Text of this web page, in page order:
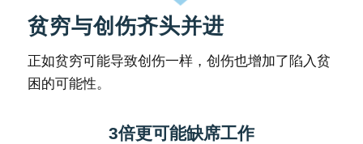
贫穷与创伤齐头并进
正如贫穷可能导致创伤一样，创伤也增加了陷入贫
困的可能性。
3倍更可能缺席工作